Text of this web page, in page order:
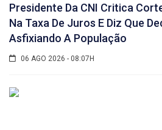
Presidente Da CNI Critica
Na Taxa De Juros E Diz Que
Asfixiando A População
06 AGO 2026 - 08:07H